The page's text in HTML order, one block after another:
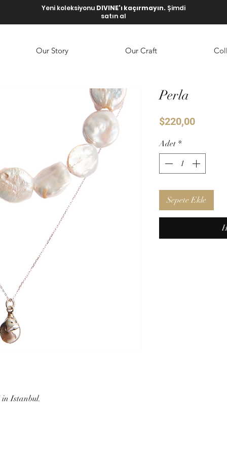
Yeni koleksiyonu DIVINE'ı kaçırmayın. Şimdi
satın al
Our Story Our Craft
Istanbul.
Perla
$220,00Fiyat
Adet *
Sepete Ekle